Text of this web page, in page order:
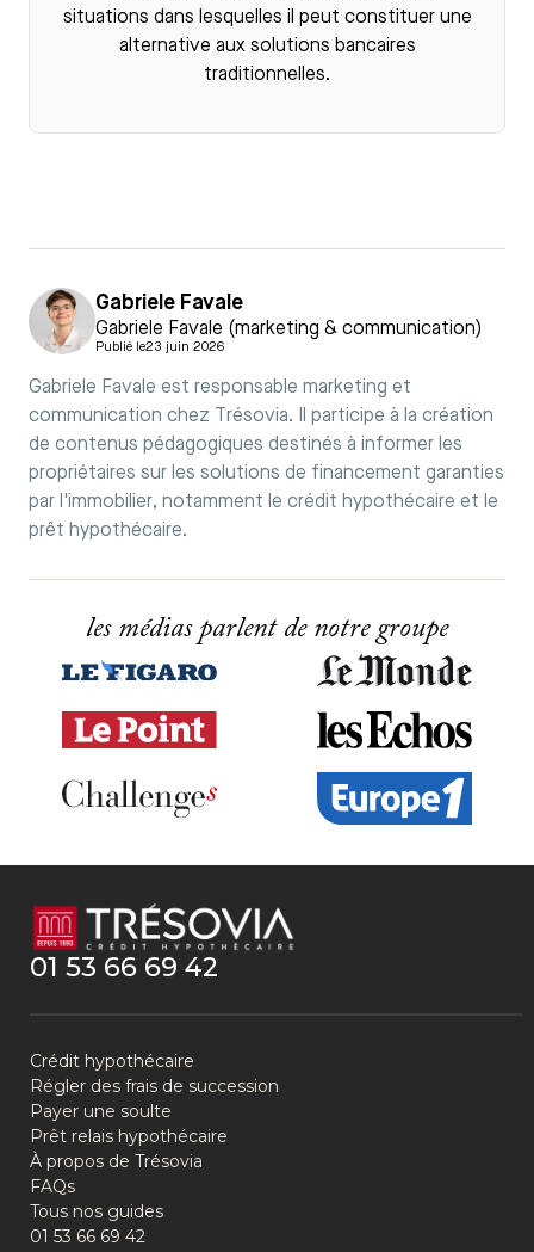
situations dans lesquelles il peut constituer une
alternative aux solutions bancaires
traditionnelles.
Gabriele Favale
Gabriele Favale (marketing & communication)
Publié le23 juin 2026
Gabriele Favale est responsable marketing et
communication chez Trésovia. Il participe à la création
de contenus pédagogiques destinés à informer les
propriétaires sur les solutions de financement garanties
par l'immobilier, notamment le crédit hypothécaire et le
prêt hypothécaire.
les médias parlent de notre groupe
01 53 66 69 42
Crédit hypothécaire
Régler des frais de succession
Payer une soulte
Prêt relais hypothécaire
À propos de Trésovia
FAQs
Tous nos guides
01 53 66 69 42